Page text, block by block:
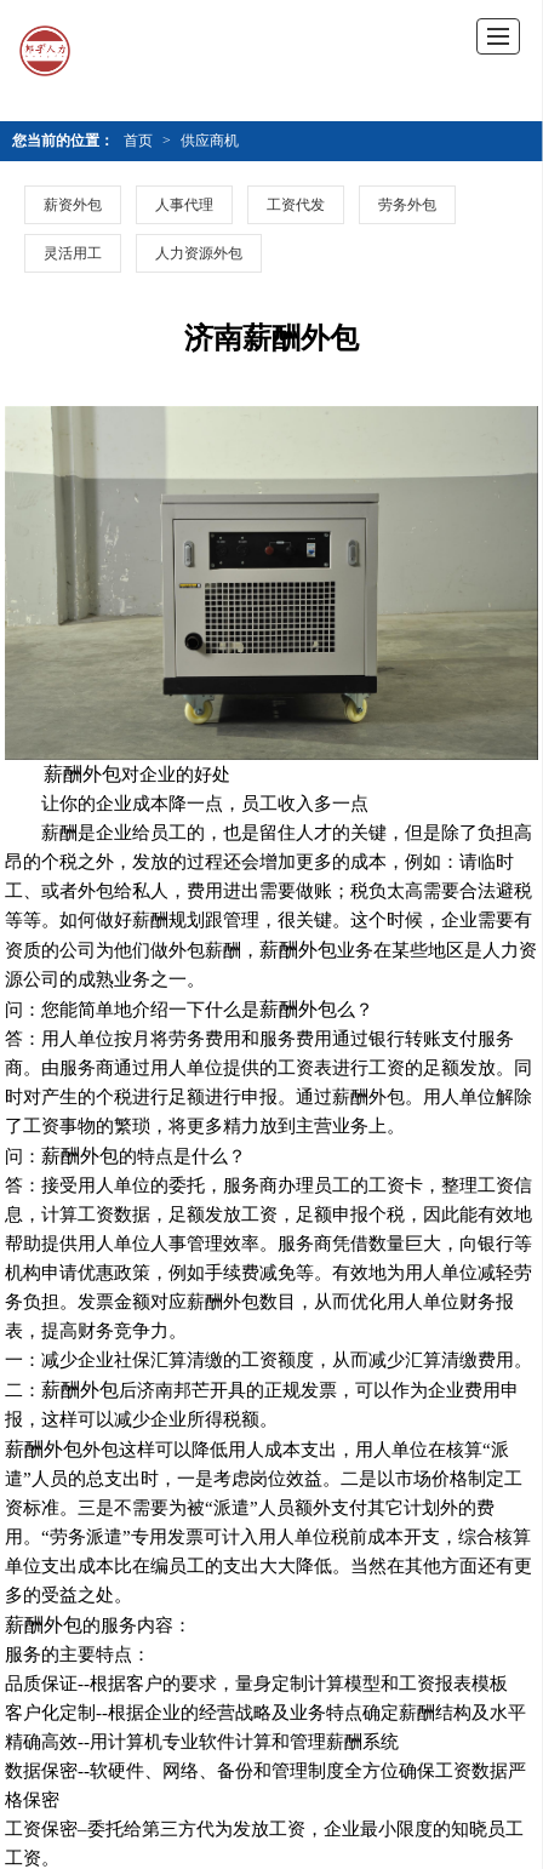
您当前的位置： 首页 > 供应商机
薪资外包 人事代理 工资代发 劳务外包
灵活用工 人力资源外包
济南薪酬外包
薪酬外包对企业的好处
让你的企业成本降一点，员工收入多一点
薪酬是企业给员工的，也是留住人才的关键，但是除了负担高
昂的个税之外，发放的过程还会增加更多的成本，例如：请临时
工、或者外包给私人，费用进出需要做账；税负太高需要合法避税
等等。如何做好薪酬规划跟管理，很关键。这个时候，企业需要有
资质的公司为他们做外包薪酬 ， 薪酬外包业务在某些地区是人力资
源公司的成熟业务之一。
问：您能简单地介绍一下什么是薪酬外包么？
答：用人单位按月将劳务费用和服务费用通过银行转账支付服务
商。由服务商通过用人单位提供的工资表进行工资的足额发放。同
时对产生的个税进行足额进行申报。通过薪酬外包。用人单位解除
了工资事物的繁琐，将更多精力放到主营业务上。
问： 薪酬外包的特点是什么？
答：接受用人单位的委托，服务商办理员工的工资卡，整理工资信
息，计算工资数据，足额发放工资，足额申报个税，因此能有效地
帮助提供用人单位人事管理效率。服务商凭借数量巨大，向银行等
机构申请优惠政策，例如手续费减免等。有效地为用人单位减轻劳
务负担。发票金额对应薪酬外包数目，从而优化用人单位财务报
表，提高财务竞争力。
一：减少企业社保汇算清缴的工资额度，从而减少汇算清缴费用。
二： 薪酬外包后济南邦芒开具的正规发票，可以作为企业费用申
报，这样可以减少企业所得税额。
薪酬外包外包这样可以降低用人成本支出，用人单位在核算“派
遣” 人员的总支出时，一是考虑岗位效益。二是以市场价格制定工
资标准。三是不需要为被“派遣” 人员额外支付其它计划外的费
用。“劳务派遣”专用发票可计入用人单位税前成本开支，综合核算
单位支出成本比在编员工的支出大大降低。当然在其他方面还有更
多的受益之处。
薪酬外包的服务内容：
服务的主要特点：
品质保证--根据客户的要求，量身定制计算模型和工资报表模板
客户化定制--根据企业的经营战略及业务特点确定薪酬结构及水平
精确高效--用计算机专业软件计算和管理薪酬系统
数据保密--软硬件、网络、备份和管理制度全方位确保工资数据严
格保密
工资保密–委托给第三方代为发放工资，企业最小限度的知晓员工
工资。